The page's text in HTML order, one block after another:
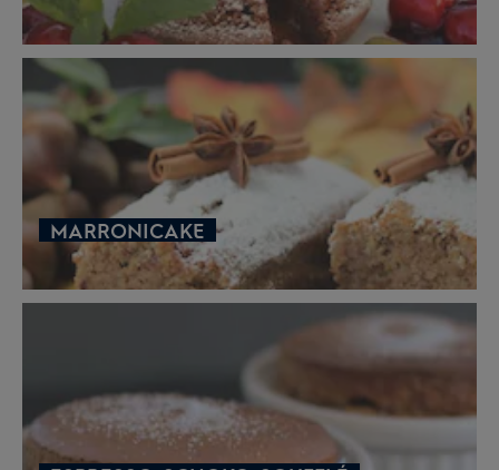
MARRONICAKE